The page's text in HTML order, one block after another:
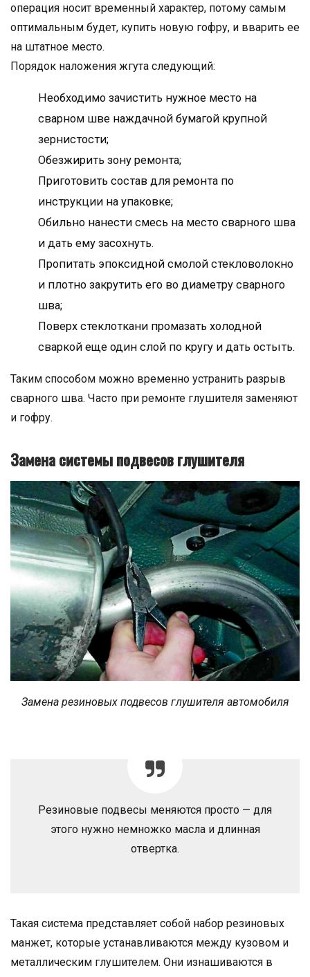
операция носит временный характер, потому самым
оптимальным будет, купить новую гофру, и вварить ее
на штатное место.
Порядок наложения жгута следующий:
Необходимо зачистить нужное место на
сварном шве наждачной бумагой крупной
зернистости;
Обезжирить зону ремонта;
Приготовить состав для ремонта по
инструкции на упаковке;
Обильно нанести смесь на место сварного шва
и дать ему засохнуть.
Пропитать эпоксидной смолой стекловолокно
и плотно закрутить его во диаметру сварного
шва;
Поверх стеклоткани промазать холодной
сваркой еще один слой по кругу и дать остыть.
Таким способом можно временно устранить разрыв
сварного шва. Часто при ремонте глушителя заменяют
и гофру.
Замена системы подвесов глушителя
Замена резиновых подвесов глушителя автомобиля
Резиновые подвесы меняются просто — для
этого нужно немножко масла и длинная
отвертка.
Такая система представляет собой набор резиновых
манжет, которые устанавливаются между кузовом и
металлическим глушителем. Они изнашиваются в